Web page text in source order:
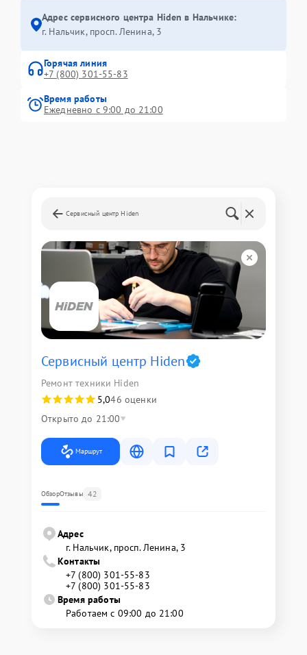
Адрес сервисного центра Hiden в Нальчике:
г. Нальчик, просп. Ленина, 3
Горячая линия
+7 (800) 301-55-83
Время работы
Ежедневно с 9:00 до 21:00
Сервисный центр Hiden
Сервисный центр Hiden
Ремонт техники Hiden
5,046 оценки
Открыто до 21:00
Маршрут
ОбзорОтзывы 42
Адрес
г. Нальчик, просп. Ленина, 3
Контакты
+7 (800) 301-55-83
+7 (800) 301-55-83
Время работы
Работаем с 09:00 до 21:00